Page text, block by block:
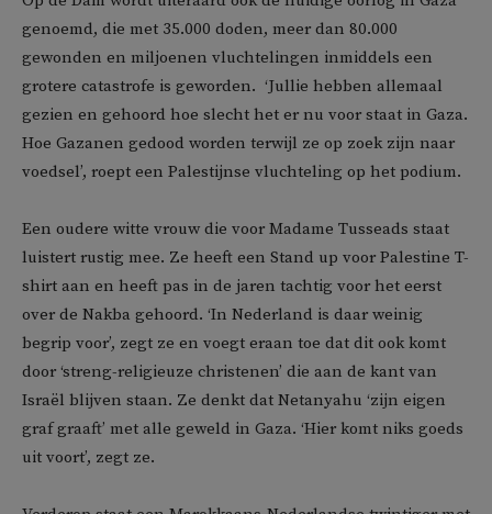
genoemd, die met 35.000 doden, meer dan 80.000
gewonden en miljoenen vluchtelingen inmiddels een
grotere catastrofe is geworden. ‘Jullie hebben allemaal
gezien en gehoord hoe slecht het er nu voor staat in Gaza.
Hoe Gazanen gedood worden terwijl ze op zoek zijn naar
voedsel’, roept een Palestijnse vluchteling op het podium.
Een oudere witte vrouw die voor Madame Tusseads staat
luistert rustig mee. Ze heeft een Stand up voor Palestine T-
shirt aan en heeft pas in de jaren tachtig voor het eerst
over de Nakba gehoord. ‘In Nederland is daar weinig
begrip voor’, zegt ze en voegt eraan toe dat dit ook komt
door ‘streng-religieuze christenen’ die aan de kant van
Israël blijven staan. Ze denkt dat Netanyahu ‘zijn eigen
graf graaft’ met alle geweld in Gaza. ‘Hier komt niks goeds
uit voort’, zegt ze.